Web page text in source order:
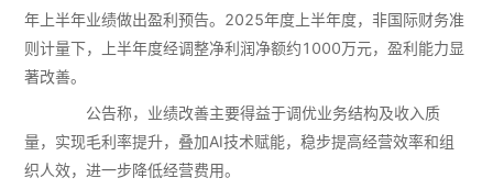
年上半年业绩做出盈利预告。2025年度上半年度，非国际财务准
则计量下，上半年度经调整净利润净额约1000万元，盈利能力显
著改善。
公告称，业绩改善主要得益于调优业务结构及收入质
量，实现毛利率提升，叠加AI技术赋能，稳步提高经营效率和组
织人效，进一步降低经营费用。